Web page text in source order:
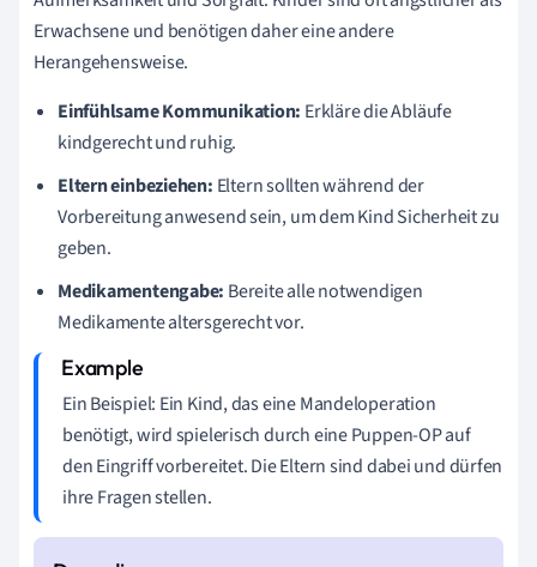
Erwachsene und benötigen daher eine andere
Herangehensweise.
Einfühlsame Kommunikation: Erkläre die Abläufe
kindgerecht und ruhig.
Eltern einbeziehen: Eltern sollten während der
Vorbereitung anwesend sein, um dem Kind Sicherheit zu
geben.
Medikamentengabe: Bereite alle notwendigen
Medikamente altersgerecht vor.
Ein Beispiel: Ein Kind, das eine Mandeloperation
benötigt, wird spielerisch durch eine Puppen-OP auf
den Eingriff vorbereitet. Die Eltern sind dabei und dürfen
ihre Fragen stellen.